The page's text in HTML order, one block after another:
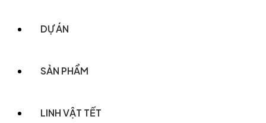
DỰ ÁN
SẢN PHẨM
LINH VẬT TẾT